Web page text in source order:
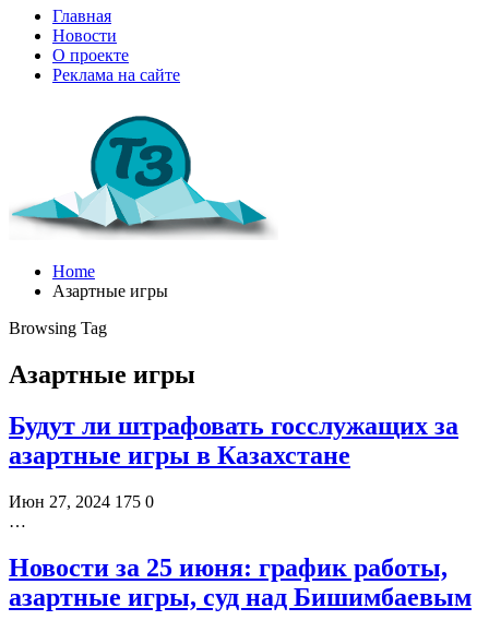
Главная
Новости
О проекте
Реклама на сайте
Home
Азартные игры
Browsing Tag
Азартные игры
Будут ли штрафовать госслужащих за
азартные игры в Казахстане
Июн 27, 2024 175 0
…
Новости за 25 июня: график работы,
азартные игры, суд над Бишимбаевым